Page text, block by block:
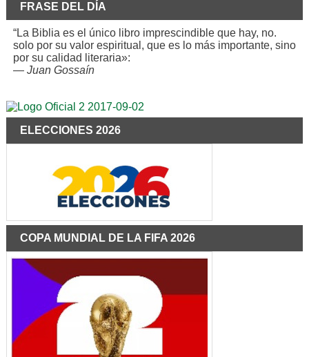
FRASE DEL DÍA
“La Biblia es el único libro imprescindible que hay, no.
solo por su valor espiritual, que es lo más importante, sino
por su calidad literaria»:
— Juan Gossaín
ELECCIONES 2026
COPA MUNDIAL DE LA FIFA 2026